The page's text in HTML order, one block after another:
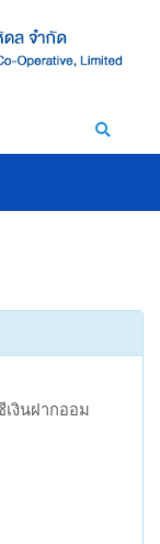
งินฝากออม